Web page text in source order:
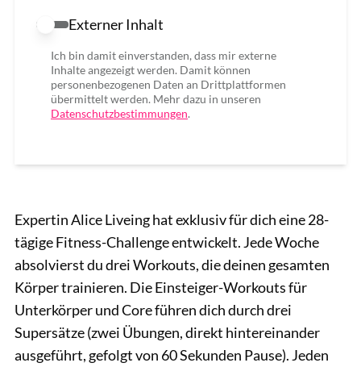
Externer Inhalt erlauben
Externer Inhalt
Ich bin damit einverstanden, dass mir externe
Inhalte angezeigt werden. Damit können
personenbezogenen Daten an Drittplattformen
übermittelt werden. Mehr dazu in unseren
Datenschutzbestimmungen.
Expertin Alice Liveing hat exklusiv für dich eine 28-
tägige Fitness-Challenge entwickelt. Jede Woche
absolvierst du drei Workouts, die deinen gesamten
Körper trainieren. Die Einsteiger-Workouts für
Unterkörper und Core führen dich durch drei
Supersätze (zwei Übungen, direkt hintereinander
ausgeführt, gefolgt von 60 Sekunden Pause). Jeden